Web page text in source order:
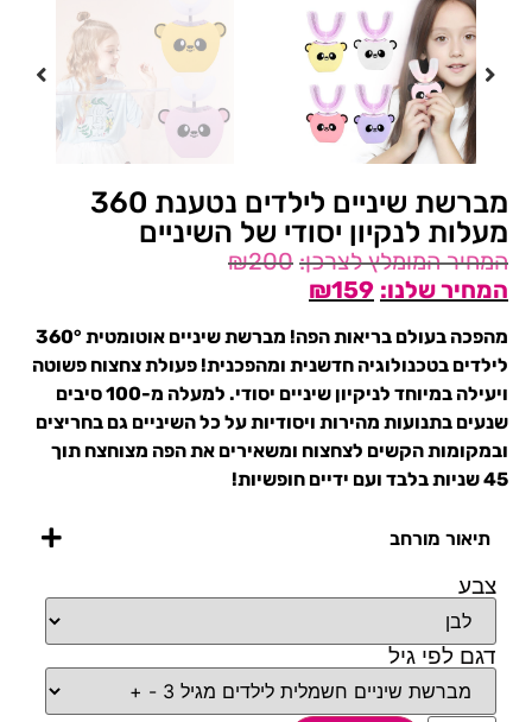
מברשת שיניים לילדים נטענת 360
מעלות לנקיון יסודי של השיניים
₪200
₪159
מהפכה בעולם בריאות הפה! מברשת שיניים אוטומטית 360°
לילדים בטכנולוגיה חדשנית ומהפכנית! פעולת צחצוח פשוטה
ויעילה במיוחד לניקיון שיניים יסודי. למעלה מ-100 סיבים
שנעים בתנועות מהירות ויסודיות על כל השיניים גם בחריצים
ובמקומות הקשים לצחצוח ומשאירים את הפה מצוחצח תוך
45 שניות בלבד ועם ידיים חופשיות!
תיאור מורחב
צבע
דגם לפי גיל